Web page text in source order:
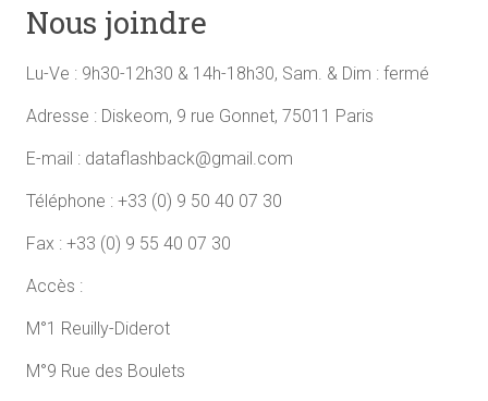
Nous joindre
Lu-Ve : 9h30-12h30 & 14h-18h30, Sam. & Dim : fermé
Adresse : Diskeom, 9 rue Gonnet, 75011 Paris
E-mail : dataflashback@gmail.com
Téléphone : +33 (0) 9 50 40 07 30
Fax : +33 (0) 9 55 40 07 30
Accès :
M°1 Reuilly-Diderot
M°9 Rue des Boulets